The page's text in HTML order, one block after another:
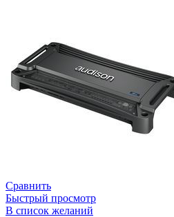
Сравнить
Быстрый просмотр
В список желаний